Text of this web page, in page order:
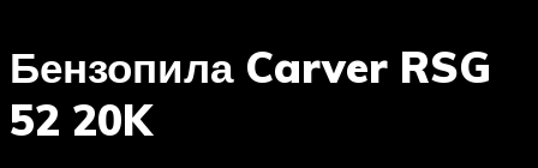
Бензопила Carver RSG
52 20K